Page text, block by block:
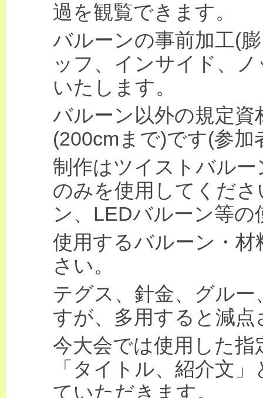
過を観覧できます。
バルーンの事前加工(
ッフ、インサイド、
いたします。
バルーン以外の規定
(200cmまで)です(参
制作はツイストバル
のみを使用してくだ
ン、LEDバルーン等の
使用するバルーン・
さい。
テグス、針金、グル
すが、多用すると減
今大会では使用した
「タイトル、紹介文
ていただきます。